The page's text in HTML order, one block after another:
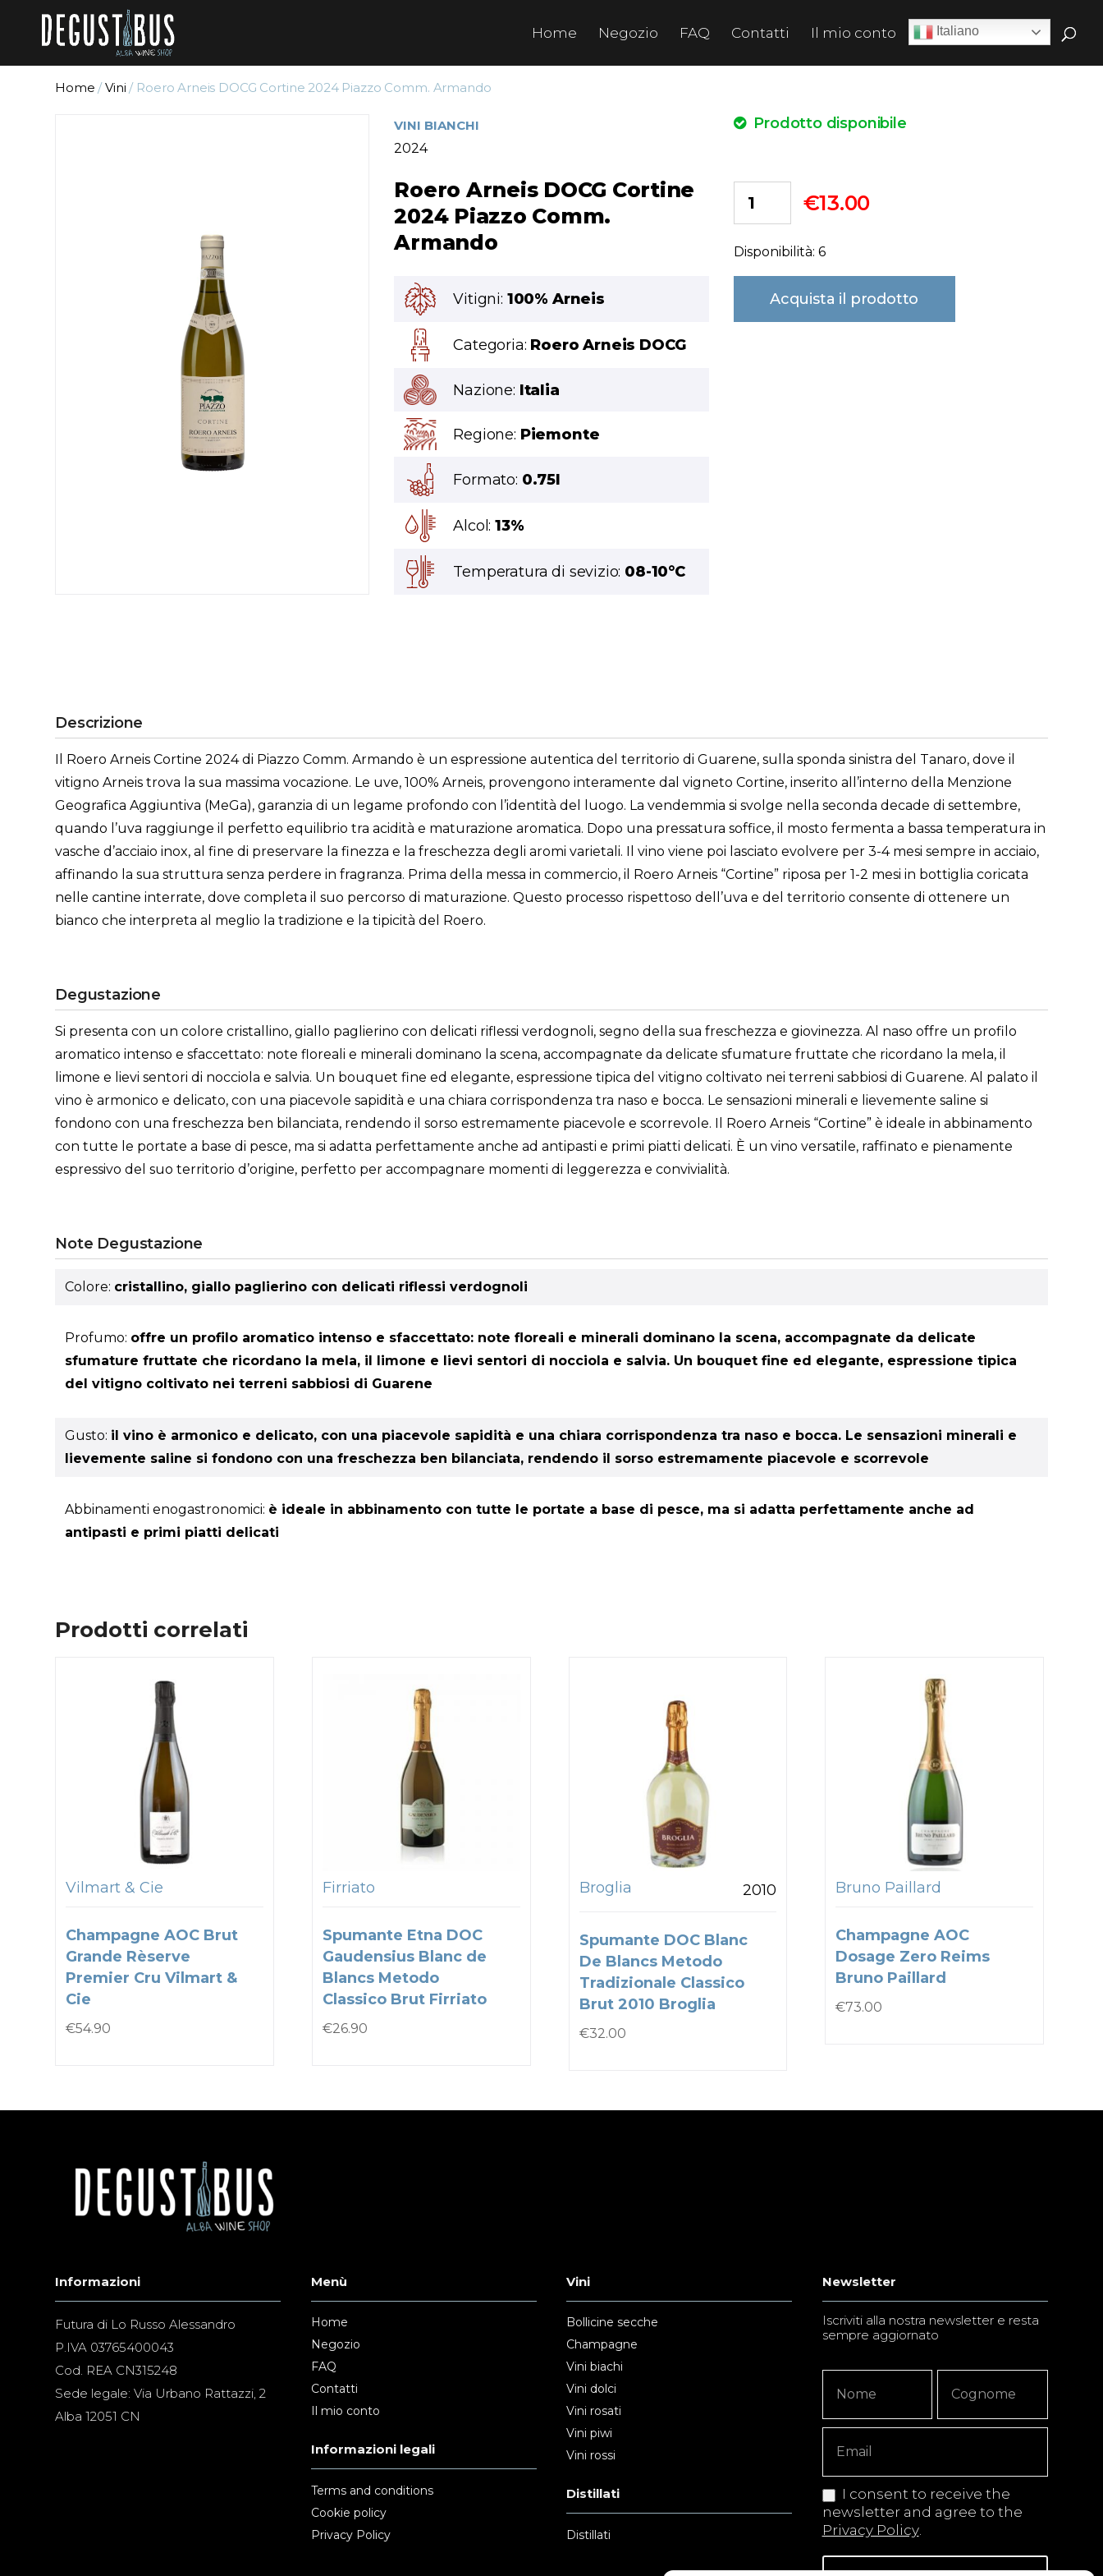
Home Negozio FAQ Contatti Il mio conto
Home /Vini / Roero Arneis DOCG Cortine 2024 Piazzo Comm. Armando
VINI BIANCHI
2024
Roero Arneis DOCG Cortine
2024 Piazzo Comm.
Armando
Vitigni: 100% Arneis
Categoria: Roero Arneis DOCG
Nazione: Italia
Regione: Piemonte
Formato: 0.75l
Alcol:13%
Temperatura di sevizio: 08-10°C
Prodotto disponibile
€13.00
Disponibilità: 6
Acquista il prodotto
Descrizione
Il Roero Arneis Cortine 2024 di Piazzo Comm. Armando è un espressione autentica del territorio di Guarene, sulla sponda sinistra del Tanaro, dove il
vitigno Arneis trova la sua massima vocazione. Le uve, 100% Arneis, provengono interamente dal vigneto Cortine, inserito all’interno della Menzione
Geografica Aggiuntiva (MeGa), garanzia di un legame profondo con l’identità del luogo. La vendemmia si svolge nella seconda decade di settembre,
quando l’uva raggiunge il perfetto equilibrio tra acidità e maturazione aromatica. Dopo una pressatura soffice, il mosto fermenta a bassa temperatura in
vasche d’acciaio inox, al fine di preservare la finezza e la freschezza degli aromi varietali. Il vino viene poi lasciato evolvere per 3-4 mesi sempre in acciaio,
affinando la sua struttura senza perdere in fragranza. Prima della messa in commercio, il Roero Arneis “Cortine” riposa per 1-2 mesi in bottiglia coricata
nelle cantine interrate, dove completa il suo percorso di maturazione. Questo processo rispettoso dell’uva e del territorio consente di ottenere un
bianco che interpreta al meglio la tradizione e la tipicità del Roero.
Degustazione
Si presenta con un colore cristallino, giallo paglierino con delicati riflessi verdognoli, segno della sua freschezza e giovinezza. Al naso offre un profilo
aromatico intenso e sfaccettato: note floreali e minerali dominano la scena, accompagnate da delicate sfumature fruttate che ricordano la mela, il
limone e lievi sentori di nocciola e salvia. Un bouquet fine ed elegante, espressione tipica del vitigno coltivato nei terreni sabbiosi di Guarene. Al palato il
vino è armonico e delicato, con una piacevole sapidità e una chiara corrispondenza tra naso e bocca. Le sensazioni minerali e lievemente saline si
fondono con una freschezza ben bilanciata, rendendo il sorso estremamente piacevole e scorrevole. Il Roero Arneis “Cortine” è ideale in abbinamento
con tutte le portate a base di pesce, ma si adatta perfettamente anche ad antipasti e primi piatti delicati. È un vino versatile, raffinato e pienamente
espressivo del suo territorio d’origine, perfetto per accompagnare momenti di leggerezza e convivialità.
Note Degustazione
Colore: cristallino, giallo paglierino con delicati riflessi verdognoli
Profumo: offre un profilo aromatico intenso e sfaccettato: note floreali e minerali dominano la scena, accompagnate da delicate
sfumature fruttate che ricordano la mela, il limone e lievi sentori di nocciola e salvia. Un bouquet fine ed elegante, espressione tipica
del vitigno coltivato nei terreni sabbiosi di Guarene
Gusto: il vino è armonico e delicato, con una piacevole sapidità e una chiara corrispondenza tra naso e bocca. Le sensazioni minerali e
lievemente saline si fondono con una freschezza ben bilanciata, rendendo il sorso estremamente piacevole e scorrevole
Abbinamenti enogastronomici: è ideale in abbinamento con tutte le portate a base di pesce, ma si adatta perfettamente anche ad
antipasti e primi piatti delicati
Prodotti correlati
Vilmart & Cie
Champagne AOC Brut
Grande Rèserve
Premier Cru Vilmart &
Cie
€54.90
Firriato
Spumante Etna DOC
Gaudensius Blanc de
Blancs Metodo
Classico Brut Firriato
€26.90
Broglia 2010
Spumante DOC Blanc
De Blancs Metodo
Tradizionale Classico
Brut 2010 Broglia
€32.00
Bruno Paillard
Champagne AOC
Dosage Zero Reims
Bruno Paillard
€73.00
Informazioni
Futura di Lo Russo Alessandro
P.IVA 03765400043
Cod. REA CN315248
Sede legale: Via Urbano Rattazzi, 2
Alba 12051 CN
Menù
Home
Negozio
FAQ
Contatti
Il mio conto
Informazioni legali
Terms and conditions
Cookie policy
Privacy Policy
Vini
Bollicine secche
Champagne
Vini biachi
Vini dolci
Vini rosati
Vini piwi
Vini rossi
Distillati
Distillati
Newsletter
Iscriviti alla nostra newsletter e resta
sempre aggiornato
Signup
Copy
I consent to receive the
newsletter and agree to the
Privacy Policy.
Italiano